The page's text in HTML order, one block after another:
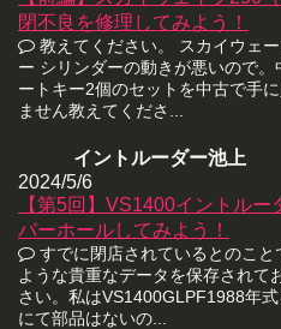
閉不良を修理してみよう！
教えてください。 スカイウェ
ー シリンダーの動きが悪いので
ートキー2個のセットを中古で手
ません教えてくださ...
イントルーダー池上
2024/5/6
【第5回】VS1400イントル
バーホールしてみよう！
すでに閉店されているとのこ
ような貴重なデータを保存されて
さい。私はVS1400GLPF1988年
にて部品はないの...